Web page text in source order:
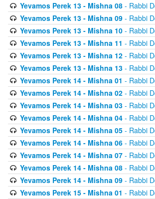
Yevamos Perek 13 - Mishna 08- Rabbi
Yevamos Perek 13 - Mishna 09- Rabbi
Yevamos Perek 13 - Mishna 10- Rabbi
Yevamos Perek 13 - Mishna 11 - Rabbi
Yevamos Perek 13 - Mishna 12- Rabbi
Yevamos Perek 13 - Mishna 13- Rabbi
Yevamos Perek 14 - Mishna 01 - Rabbi
Yevamos Perek 14 - Mishna 02- Rabbi
Yevamos Perek 14 - Mishna 03- Rabbi
Yevamos Perek 14 - Mishna 04- Rabbi
Yevamos Perek 14 - Mishna 05- Rabbi
Yevamos Perek 14 - Mishna 06- Rabbi
Yevamos Perek 14 - Mishna 07- Rabbi
Yevamos Perek 14 - Mishna 08- Rabbi
Yevamos Perek 14 - Mishna 09- Rabbi
Yevamos Perek 15 - Mishna 01 - Rabbi